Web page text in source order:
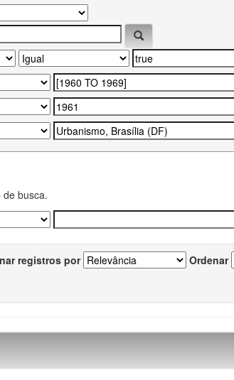
busca.
registros por Ordenar